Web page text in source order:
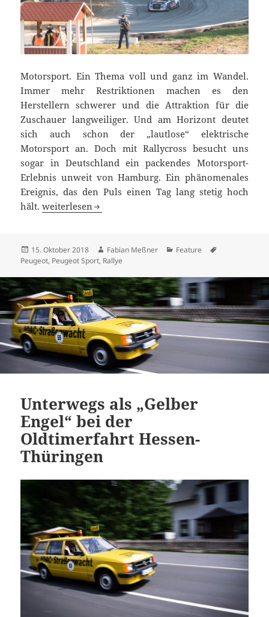
Motorsport. Ein Thema voll und ganz im Wandel.
Immer mehr Restriktionen machen es den
Herstellern schwerer und die Attraktion für die
Zuschauer langweiliger. Und am Horizont deutet
sich auch schon der „lautlose“ elektrische
Motorsport an. Doch mit Rallycross besucht uns
sogar in Deutschland ein packendes Motorsport-
Erlebnis unweit von Hamburg. Ein phänomenales
Ereignis, das den Puls einen Tag lang stetig hoch
hält.Mit Peugeot hautnah dabei: zu Gast bei der World
weiterlesen
Veröffentlicht
am
15. Oktober 2018 Autor
Fabian Meßner Kategorien
Feature
Peugeot, Peugeot Sport, Rallye
Unterwegs als „Gelber
Engel“ bei der
Oldtimerfahrt Hessen-
Thüringen